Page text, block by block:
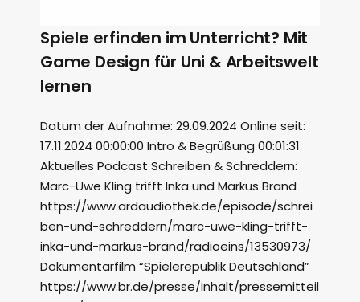
Spiele erfinden im Unterricht? Mit
Game Design für Uni & Arbeitswelt
lernen
Datum der Aufnahme: 29.09.2024 Online seit:
17.11.2024 00:00:00 Intro & Begrüßung 00:01:31
Aktuelles Podcast Schreiben & Schreddern:
Marc-Uwe Kling trifft Inka und Markus Brand
https://www.ardaudiothek.de/episode/schrei
ben-und-schreddern/marc-uwe-kling-trifft-
inka-und-markus-brand/radioeins/13530973/
Dokumentarfilm “Spielerepublik Deutschland”
https://www.br.de/presse/inhalt/pressemitteil